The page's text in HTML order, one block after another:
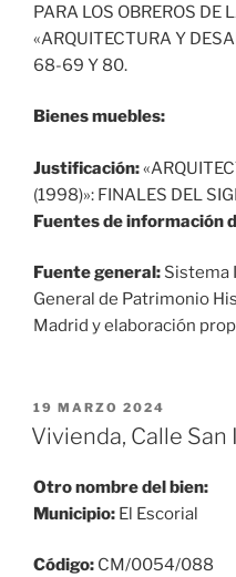
PARA LOS OBREROS DE
«ARQUITECTURA Y
68-69 Y 80.
Bienes muebles:
Justificación:
(1998)»: FINALES DEL
Fuentes de información
Fuente general: Sistema
General de Patrimonio
Madrid y elaboración
PUBLICADO
EL
19 MARZO 2024
Vivienda, Calle
Otro nombre del bien:
Municipio: El Escorial
Código: CM/0054/088